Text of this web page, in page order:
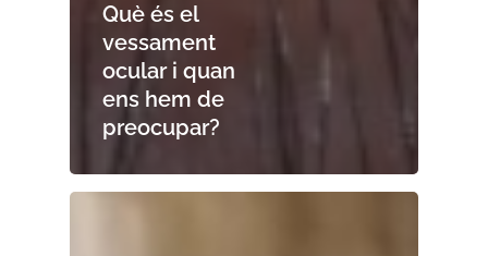
Què és el
vessament
ocular i quan
ens hem de
preocupar?